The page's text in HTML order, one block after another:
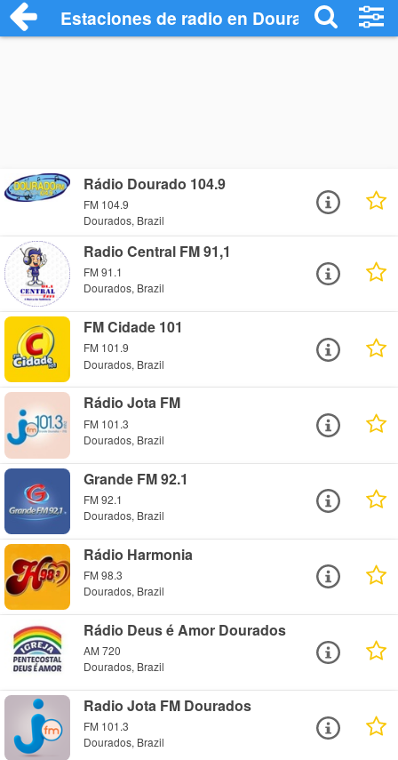
Estaciones de radio en Dourados -
Rádio Dourado 104.9
FM 104.9
Dourados, Brazil
Radio Central FM 91,1
FM 91.1
Dourados, Brazil
FM Cidade 101
FM 101.9
Dourados, Brazil
Rádio Jota FM
FM 101.3
Dourados, Brazil
Grande FM 92.1
FM 92.1
Dourados, Brazil
Rádio Harmonia
FM 98.3
Dourados, Brazil
Rádio Deus é Amor Dourados
AM 720
Dourados, Brazil
Radio Jota FM Dourados
FM 101.3
Dourados, Brazil